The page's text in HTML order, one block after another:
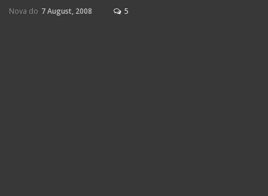
Nova do 7 August, 2008 5